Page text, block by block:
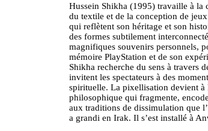
Hussein Shikha (1995) travaille à la
du textile et de la conception de
qui reflètent son héritage et son
des formes subtilement
magnifiques souvenirs personnels,
mémoire PlayStation et de son
Shikha recherche du sens à travers
invitent les spectateurs à des
spirituelle. La pixellisation devient
philosophique qui fragmente,
aux traditions de dissimulation que
a grandi en Irak. Il s’est installé à